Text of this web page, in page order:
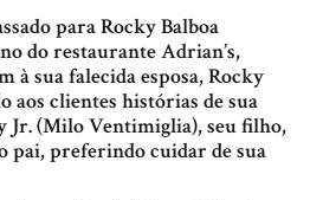
para Rocky Balboa
do restaurante Adrian’s,
à sua falecida esposa, Rocky
aos clientes histórias de sua
Jr. (Milo Ventimiglia), seu filho,
pai, preferindo cuidar de sua